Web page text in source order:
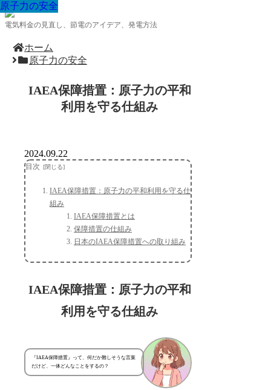
電気料金の見直し、節電のアイデア、発電方法
ホーム
原子力の安全
IAEA保障措置：原子力の平和
利用を守る仕組み
原子力の安全
2024.09.22
目次
IAEA保障措置：原子力の平和利用を守る仕
組み
IAEA保障措置とは
保障措置の仕組み
日本のIAEA保障措置への取り組み
IAEA保障措置：原子力の平和
利用を守る仕組み
『IAEA保障措置』って、何だか難しそうな言葉
だけど、一体どんなことをするの？
原子力の安全
原子力の安全
原子力の安全
原子力の安全
原子力の安全
原子力の安全
原子力の安全
原子力の安全